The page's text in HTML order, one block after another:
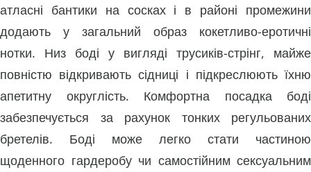
атласні бантики на сосках і в районі промежини
додають у загальний образ кокетливо-еротичні
нотки. Низ боді у вигляді трусиків-стрінг, майже
повністю відкривають сідниці і підкреслюють їхню
апетитну округлість. Комфортна посадка боді
забезпечується за рахунок тонких регульованих
бретелів. Боді може легко стати частиною
щоденного гардеробу чи самостійним сексуальним